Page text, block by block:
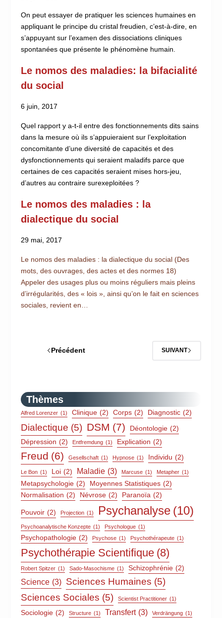
On peut essayer de pratiquer les sciences humaines en
appliquant le principe du cristal freudien, c’est-à-dire, en
s’appuyant sur l’examen des dissociations cliniques
spontanées que présente le phénomène humain.
Le nomos des maladies: la bifacialité
du social
6 juin, 2017
Quel rapport y a-t-il entre des fonctionnements dits sains
dans la mesure où ils s’appuieraient sur l’exploitation
concomitante d’une diversité de capacités et des
dysfonctionnements qui seraient maladifs parce que
certaines de ces capacités seraient mises hors-jeu,
d’autres au contraire surexeploitées ?
Le nomos des maladies : la
dialectique du social
29 mai, 2017
Le nomos des maladies : la dialectique du social (Des
mots, des ouvrages, des actes et des normes 18)
Appeler des usages plus ou moins réguliers mais pleins
d’irrégularités, des « lois », ainsi qu’on le fait en sciences
sociales, revient en…
Précédent SUIVANT
Thèmes
Alfred Lorenzer (1) Clinique (2) Corps (2) Diagnostic (2)
Dialectique (5) DSM (7) Déontologie (2)
Dépression (2) Entfremdung (1) Explication (2)
Freud (6) Gesellschaft (1) Hypnose (1) Individu (2)
Le Bon (1) Loi (2) Maladie (3) Marcuse (1) Metapher (1)
Metapsychologie (2) Moyennes Statistiques (2)
Normalisation (2) Névrose (2) Paranoïa (2)
Pouvoir (2) Projection (1) Psychanalyse (10)
Psychoanalytische Konzepte (1) Psychologue (1)
Psychopathologie (2) Psychose (1) Psychothérapeute (1)
Psychothérapie Scientifique (8)
Robert Spitzer (1) Sado-Masochisme (1) Schizophrénie (2)
Science (3) Sciences Humaines (5)
Sciences Sociales (5) Scientist Practitioner (1)
Sociologie (2) Structure (1) Transfert (3) Verdrängung (1)